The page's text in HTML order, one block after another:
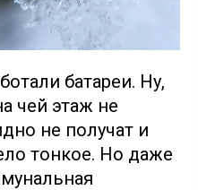
батареи. Ну,
чей этаж не
не получат и
тонкое. Но даже